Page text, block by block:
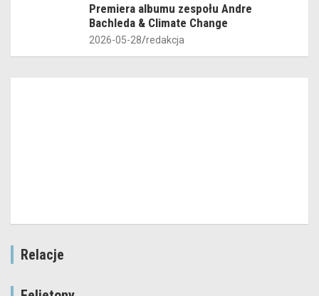
Premiera albumu zespołu Andre
Bachleda & Climate Change
2026-05-28 redakcja
Relacje